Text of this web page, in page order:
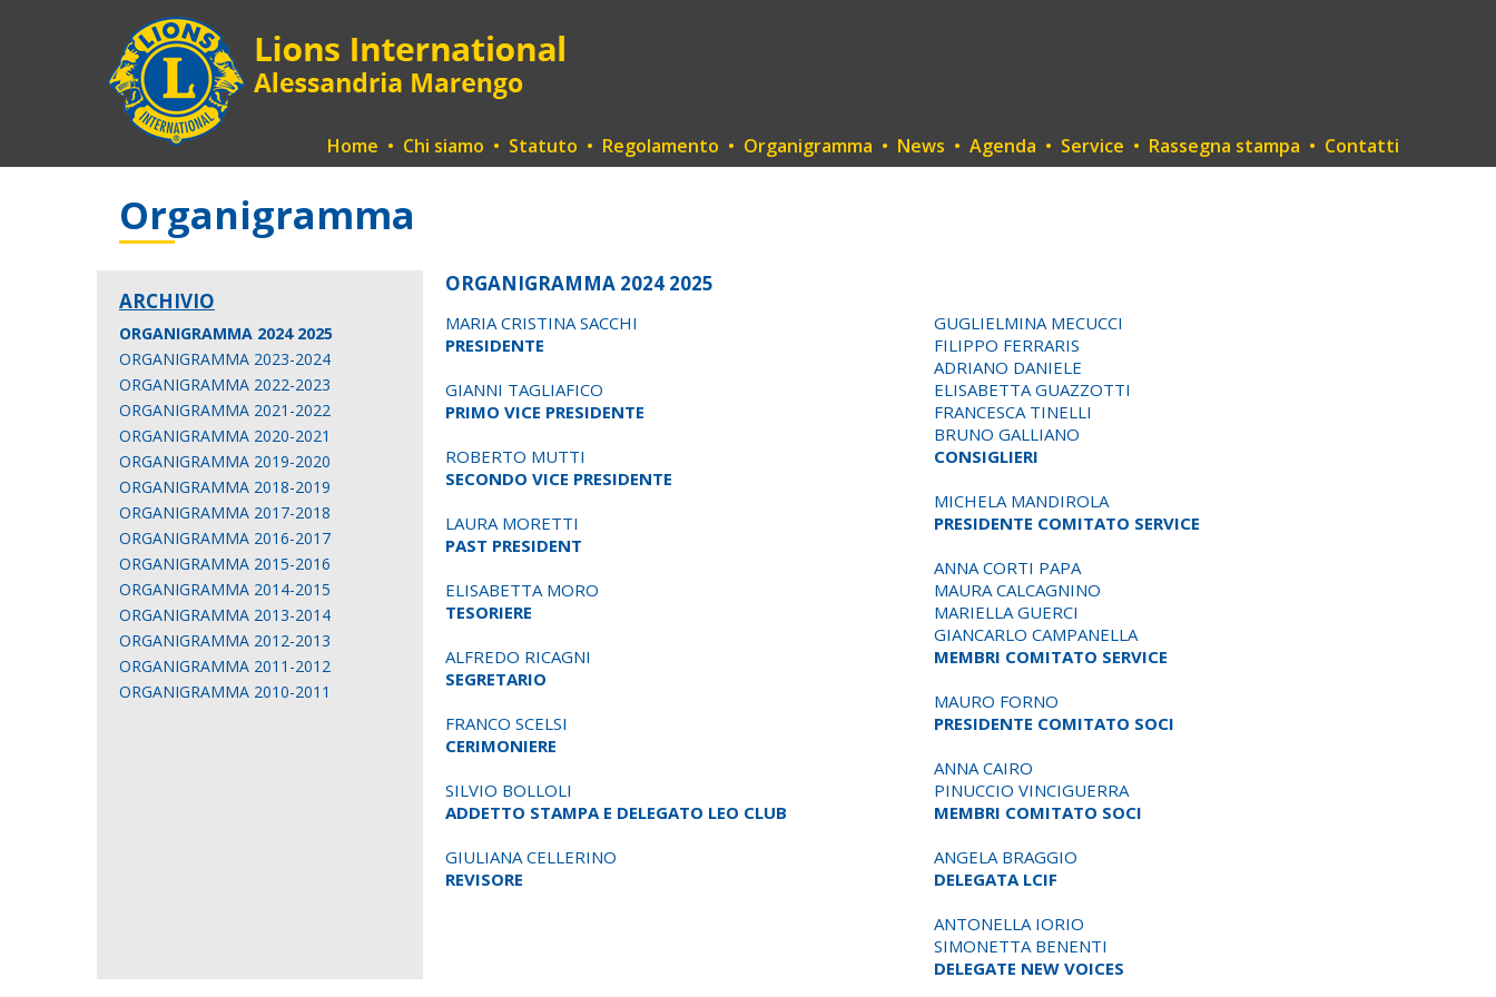
Home • Chi siamo • Statuto • Regolamento • Organigramma • News • Agenda • Service • Rassegna stampa • Contatti
Organigramma
ARCHIVIO
ORGANIGRAMMA 2024 2025
ORGANIGRAMMA 2023-2024
ORGANIGRAMMA 2022-2023
ORGANIGRAMMA 2021-2022
ORGANIGRAMMA 2020-2021
ORGANIGRAMMA 2019-2020
ORGANIGRAMMA 2018-2019
ORGANIGRAMMA 2017-2018
ORGANIGRAMMA 2016-2017
ORGANIGRAMMA 2015-2016
ORGANIGRAMMA 2014-2015
ORGANIGRAMMA 2013-2014
ORGANIGRAMMA 2012-2013
ORGANIGRAMMA 2011-2012
ORGANIGRAMMA 2010-2011
ORGANIGRAMMA 2024 2025
MARIA CRISTINA SACCHI
PRESIDENTE
GIANNI TAGLIAFICO
PRIMO VICE PRESIDENTE
ROBERTO MUTTI
SECONDO VICE PRESIDENTE
LAURA MORETTI
PAST PRESIDENT
ELISABETTA MORO
TESORIERE
ALFREDO RICAGNI
SEGRETARIO
FRANCO SCELSI
CERIMONIERE
SILVIO BOLLOLI
ADDETTO STAMPA E DELEGATO LEO CLUB
GIULIANA CELLERINO
REVISORE
GUGLIELMINA MECUCCI
FILIPPO FERRARIS
ADRIANO DANIELE
ELISABETTA GUAZZOTTI
FRANCESCA TINELLI
BRUNO GALLIANO
CONSIGLIERI
MICHELA MANDIROLA
PRESIDENTE COMITATO SERVICE
ANNA CORTI PAPA
MAURA CALCAGNINO
MARIELLA GUERCI
GIANCARLO CAMPANELLA
MEMBRI COMITATO SERVICE
MAURO FORNO
PRESIDENTE COMITATO SOCI
ANNA CAIRO
PINUCCIO VINCIGUERRA
MEMBRI COMITATO SOCI
ANGELA BRAGGIO
DELEGATA LCIF
ANTONELLA IORIO
SIMONETTA BENENTI
DELEGATE NEW VOICES